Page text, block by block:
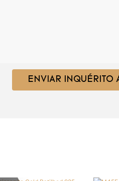
ENVIAR INQUÉRITO